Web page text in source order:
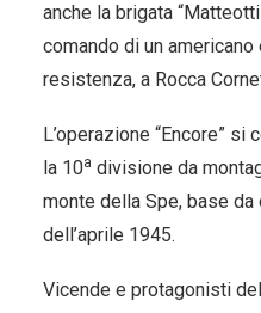
anche la brigata
comando di un
resistenza, a Rocca
L’operazione “Encore” si
la 10a divisione da
monte della Spe, base da
dell’aprile 1945.
Vicende e protagonisti